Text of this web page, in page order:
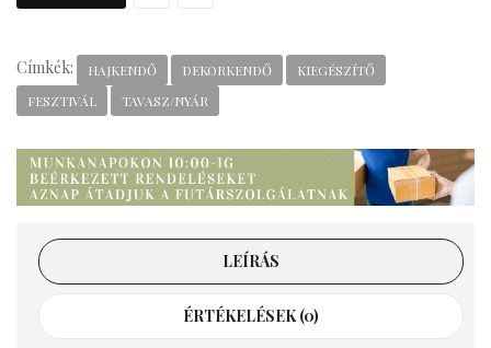
Címkék: HAJKENDŐ DEKORKENDŐ
KIEGÉSZÍTŐ
FESZTIVÁL
TAVASZ/NYÁR
LEÍRÁS
ÉRTÉKELÉSEK (0)